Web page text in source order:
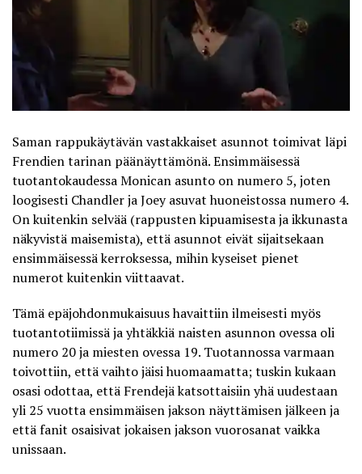
Saman rappukäytävän vastakkaiset asunnot toimivat läpi
Frendien tarinan päänäyttämönä. Ensimmäisessä
tuotantokaudessa Monican asunto on numero 5, joten
loogisesti Chandler ja Joey asuvat huoneistossa numero 4.
On kuitenkin selvää (rappusten kipuamisesta ja ikkunasta
näkyvistä maisemista), että asunnot eivät sijaitsekaan
ensimmäisessä kerroksessa, mihin kyseiset pienet
numerot kuitenkin viittaavat.
Tämä epäjohdonmukaisuus havaittiin ilmeisesti myös
tuotantotiimissä ja yhtäkkiä naisten asunnon ovessa oli
numero 20 ja miesten ovessa 19. Tuotannossa varmaan
toivottiin, että vaihto jäisi huomaamatta; tuskin kukaan
osasi odottaa, että Frendejä katsottaisiin yhä uudestaan
yli 25 vuotta ensimmäisen jakson näyttämisen jälkeen ja
että fanit osaisivat jokaisen jakson vuorosanat vaikka
unissaan.